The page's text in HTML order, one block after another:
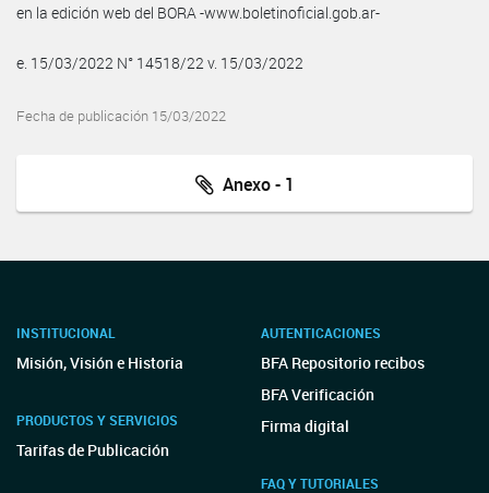
en la edición web del BORA -www.boletinoficial.gob.ar-
e. 15/03/2022 N° 14518/22 v. 15/03/2022
Fecha de publicación 15/03/2022
Anexo - 1
INSTITUCIONAL
Misión, Visión e Historia
PRODUCTOS Y SERVICIOS
Tarifas de Publicación
AUTENTICACIONES
BFA Repositorio recibos
BFA Verificación
Firma digital
FAQ Y TUTORIALES